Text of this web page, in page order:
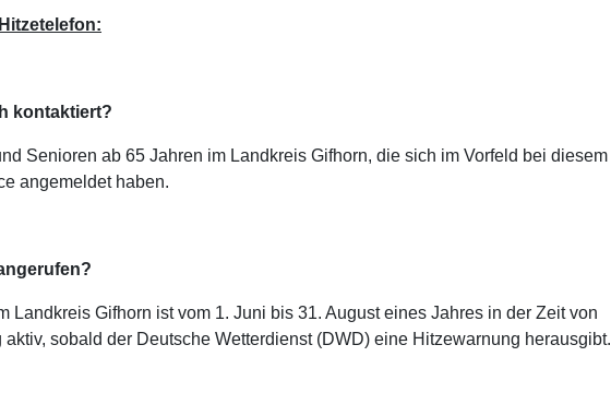
kontaktiert?
Senioren ab 65 Jahren im Landkreis Gifhorn, die sich im Vorfeld bei diesem
angemeldet haben.
Landkreis Gifhorn ist vom 1. Juni bis 31. August eines Jahres in der Zeit von
aktiv, sobald der Deutsche Wetterdienst (DWD) eine Hitzewarnung herausgibt.